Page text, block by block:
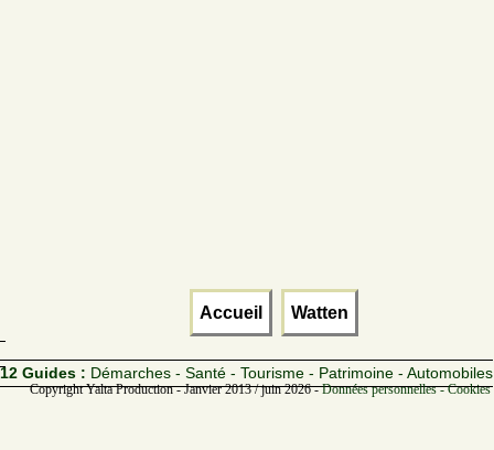
Accueil Watten
12 Guides : Démarches - Santé - Tourisme - Patrimoine - Automobiles
Copyright Yalta Production - Janvier 2013 / juin 2026 -Données personnelles -